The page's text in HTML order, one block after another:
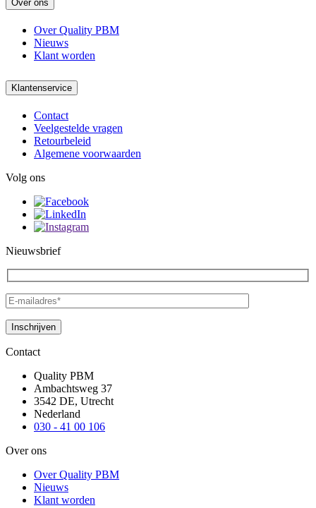
Over ons
Over Quality PBM
Nieuws
Klant worden
Klantenservice
Contact
Veelgestelde vragen
Retourbeleid
Algemene voorwaarden
Volg ons
Nieuwsbrief
Contact
Quality PBM
Ambachtsweg 37
3542 DE, Utrecht
Nederland
030 - 41 00 106
Over ons
Over Quality PBM
Nieuws
Klant worden